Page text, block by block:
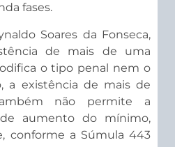
fases.
Soares da Fonseca,
de mais de uma
o tipo penal nem o
a existência de mais de
não permite a
aumento do mínimo,
conforme a Súmula 443